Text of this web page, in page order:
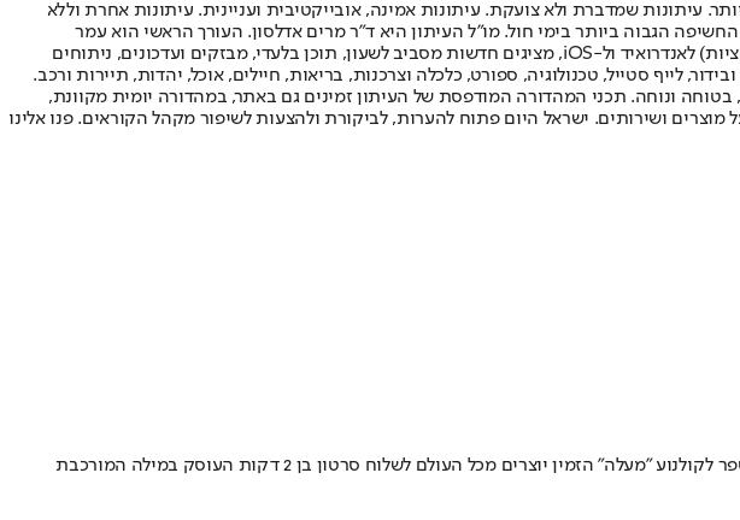
עיתונות שמדברת ולא צועקת. עיתונות אמינה, אובייקטיבית ועניינית. עיתונות אחרת וללא
"ישראל היום" לעיתון הישראלי בעל שיעור החשיפה הגבוה ביותר בימי חול. מו"ל העיתון היא ד"ר מרים אדלסון. העורך הראשי הוא עמר
לחמנוביץ, והעורך המייסד הוא עמוס רגב. אתרי האינטרנט של "ישראל היום" בעברית ובאנגלית, כמו כן היישומונים (אפליקציות) לאנדרואיד ול-iOS, מציגים חדשות מסביב לשעון, תוכן בלעדי, מבזקים ועדכונים, ניתוחים
לייף סטייל, טכנולוגיה, ספורט, כלכלה וצרכנות, בריאות, חיילים, אוכל, יהדות, תיירות ורכב.
בטוחה ונוחה. תכני המהדורה המודפסת של העיתון זמינים גם באתר, במהדורה יומית מקוונת,
ושירותים. ישראל היום פתוח להערות, לביקורת ולהצעות לשיפור מקהל הקוראים. פנו אלינו
משבר הקורונה הפך את הבית שלנו למקום מפלט ובו בזמן לכלא, יש כאלה שאיבדו את ביתם וכאלה שוויתרו עליו • בית הספר לקולנוע "מעלה" הזמין יוצרים מכל העולם לשלוח סרטון בן 2 דקות העוסק במילה המורכבת